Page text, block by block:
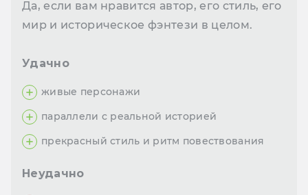
Да, если вам нравится автор, его стиль, его
мир и историческое фэнтези в целом.
Удачно
живые персонажи
параллели с реальной историей
прекрасный стиль и ритм повествования
Неудачно